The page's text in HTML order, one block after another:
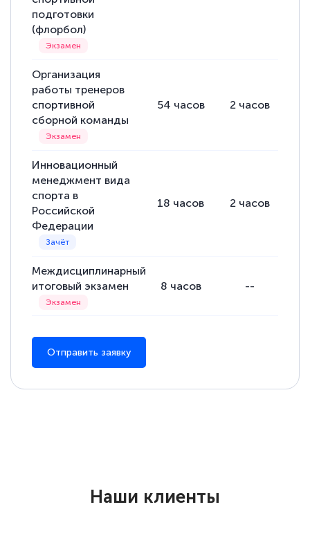
подготовки
(флорбол)
Организация
работы тренеров
спортивной
сборной команды
54 часов 2 часов
Инновационный
менеджмент вида
спорта в
Российской
Федерации
18 часов 2 часов
Междисциплинарный
итоговый экзамен
8 часов --
Отправить заявку
Наши клиенты